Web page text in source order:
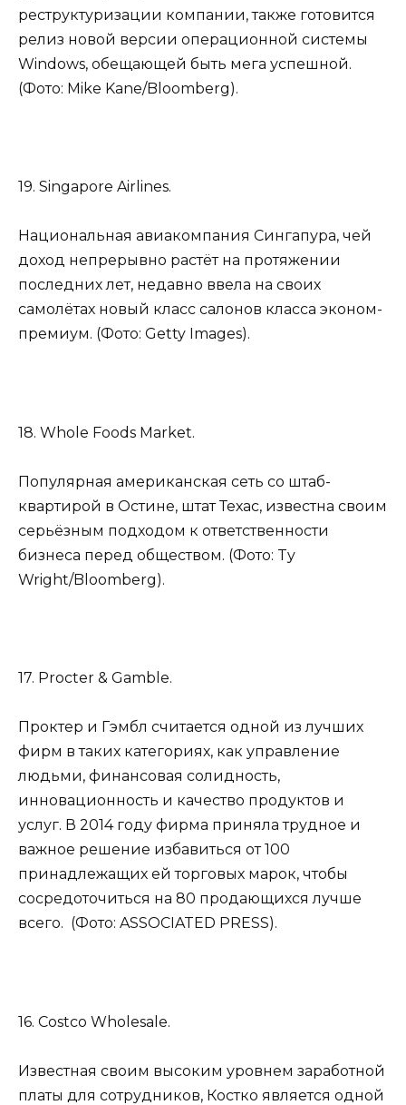
реструктуризации компании, также готовится
релиз новой версии операционной системы
Windows, обещающей быть мега успешной.
(Фото: Mike Kane/Bloomberg).
19. Singapore Airlines.
Национальная авиакомпания Сингапура, чей
доход непрерывно растёт на протяжении
последних лет, недавно ввела на своих
самолётах новый класс салонов класса эконом-
премиум. (Фото: Getty Images).
18. Whole Foods Market.
Популярная американская сеть со штаб-
квартирой в Остине, штат Техас, известна своим
серьёзным подходом к ответственности
бизнеса перед обществом. (Фото: Ty
Wright/Bloomberg).
17. Procter & Gamble.
Проктер и Гэмбл считается одной из лучших
фирм в таких категориях, как управление
людьми, финансовая солидность,
инновационность и качество продуктов и
услуг. В 2014 году фирма приняла трудное и
важное решение избавиться от 100
принадлежащих ей торговых марок, чтобы
сосредоточиться на 80 продающихся лучше
всего. (Фото: ASSOCIATED PRESS).
16. Costco Wholesale.
Известная своим высоким уровнем заработной
платы для сотрудников, Костко является одной